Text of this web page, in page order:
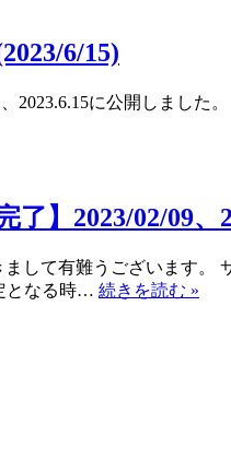
6/15)
2023.6.15に公開しまし
】2023/02/09、
して有難うございます。
となる時… 続きを読む »